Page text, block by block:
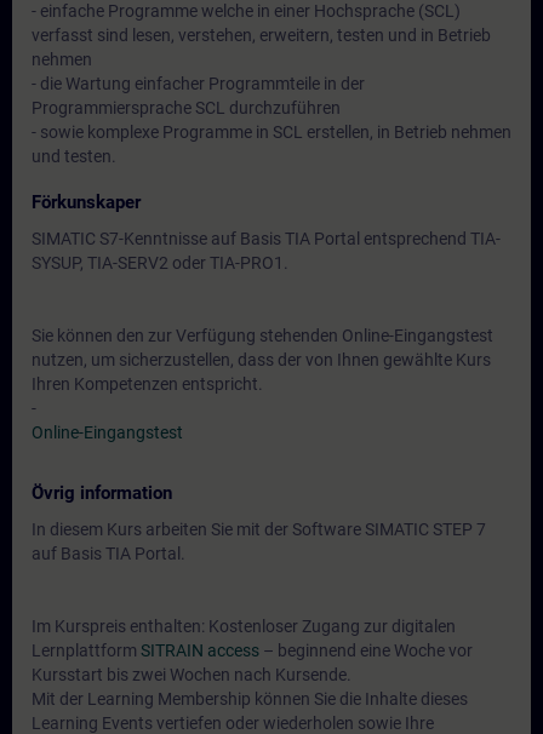
- einfache Programme welche in einer Hochsprache (SCL)
verfasst sind lesen, verstehen, erweitern, testen und in Betrieb
nehmen
- die Wartung einfacher Programmteile in der
Programmiersprache SCL durchzuführen
- sowie komplexe Programme in SCL erstellen, in Betrieb nehmen
und testen.
Förkunskaper
SIMATIC S7-Kenntnisse auf Basis TIA Portal entsprechend TIA-
SYSUP, TIA-SERV2 oder TIA-PRO1.
Sie können den zur Verfügung stehenden Online-Eingangstest
nutzen, um sicherzustellen, dass der von Ihnen gewählte Kurs
Ihren Kompetenzen entspricht.
-
Online-Eingangstest
Övrig information
In diesem Kurs arbeiten Sie mit der Software SIMATIC STEP 7
auf Basis TIA Portal.
Im Kurspreis enthalten: Kostenloser Zugang zur digitalen
Lernplattform SITRAIN access – beginnend eine Woche vor
Kursstart bis zwei Wochen nach Kursende.
Mit der Learning Membership können Sie die Inhalte dieses
Learning Events vertiefen oder wiederholen sowie Ihre